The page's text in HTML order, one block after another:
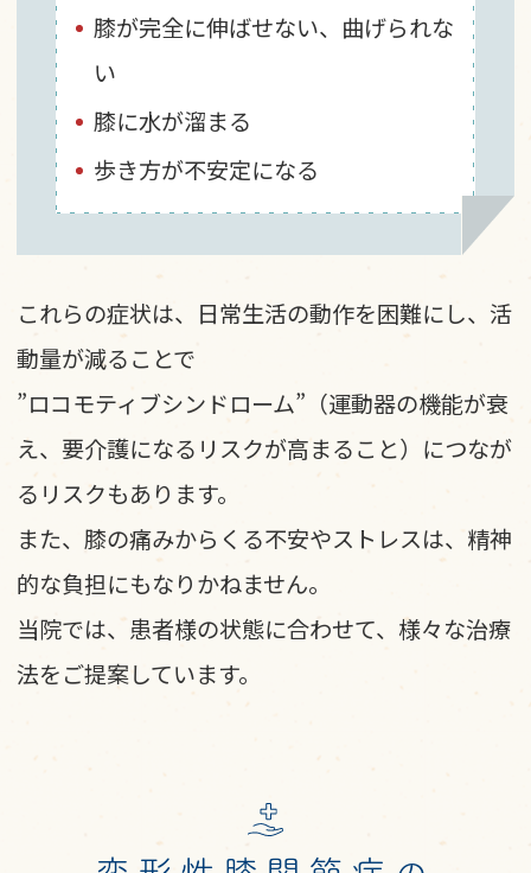
膝が完全に伸ばせない、曲げられな
い
膝に水が溜まる
歩き方が不安定になる
これらの症状は、日常生活の動作を困難にし、活
動量が減ることで
”ロコモティブシンドローム”（運動器の機能が衰
え、要介護になるリスクが高まること）につなが
るリスクもあります。
また、膝の痛みからくる不安やストレスは、精神
的な負担にもなりかねません。
当院では、患者様の状態に合わせて、様々な治療
法をご提案しています。